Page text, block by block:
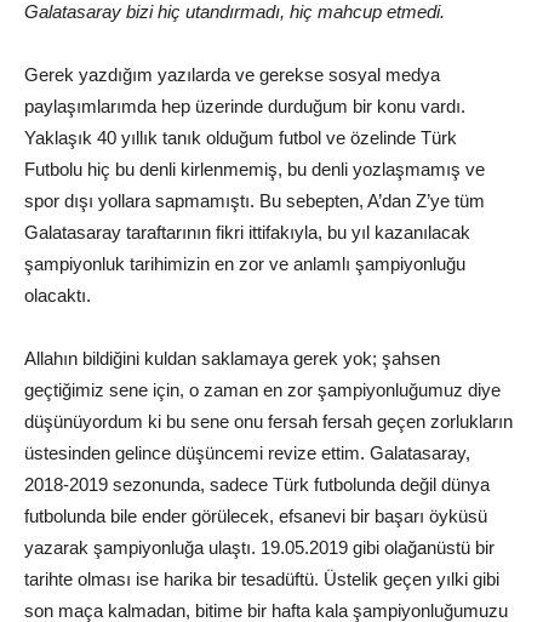
Galatasaray bizi hiç utandırmadı, hiç mahcup etmedi.
Gerek yazdığım yazılarda ve gerekse sosyal medya
paylaşımlarımda hep üzerinde durduğum bir konu vardı.
Yaklaşık 40 yıllık tanık olduğum futbol ve özelinde Türk
Futbolu hiç bu denli kirlenmemiş, bu denli yozlaşmamış ve
spor dışı yollara sapmamıştı. Bu sebepten, A’dan Z’ye tüm
Galatasaray taraftarının fikri ittifakıyla, bu yıl kazanılacak
şampiyonluk tarihimizin en zor ve anlamlı şampiyonluğu
olacaktı.
Allahın bildiğini kuldan saklamaya gerek yok; şahsen
geçtiğimiz sene için, o zaman en zor şampiyonluğumuz diye
düşünüyordum ki bu sene onu fersah fersah geçen zorlukların
üstesinden gelince düşüncemi revize ettim. Galatasaray,
2018-2019 sezonunda, sadece Türk futbolunda değil dünya
futbolunda bile ender görülecek, efsanevi bir başarı öyküsü
yazarak şampiyonluğa ulaştı. 19.05.2019 gibi olağanüstü bir
tarihte olması ise harika bir tesadüftü. Üstelik geçen yılki gibi
son maça kalmadan, bitime bir hafta kala şampiyonluğumuzu